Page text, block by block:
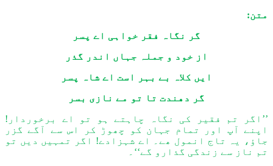
متن:
گر نگاہ فقر خواہی اے پسر
از خود و جملہ جہاں اندر گذر
ایں کلاہ بے بہر است اے شاہ پسر
گر دهندت تا تو مے نازی بسر
’’اگر تم فقیر کی نگاہ چاہتے ہو تو اے برخوردار!
اپنے آپ اور تمام جہان کو چھوڑ کر اس سے آگے گزر
جاؤ،
یہ تاج انمول ھے۔ اے شہزادے! اگر تمہیں دیں تو
تم ناز سے زندگی گذارو گے‘‘۔